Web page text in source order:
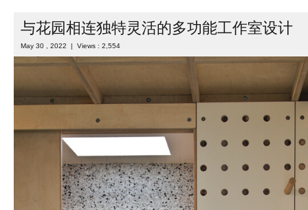
与花园相连独特灵活的多功能工作室设计
May 30 , 2022 | Views : 2,554